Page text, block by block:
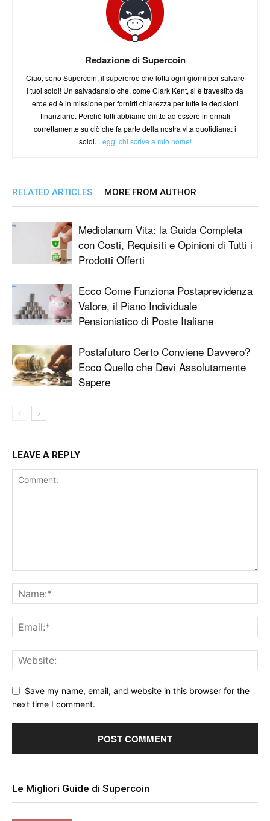
Redazione di Supercoin
Ciao, sono Supercoin, il supereroe che lotta ogni giorni per salvare
i tuoi soldi! Un salvadanaio che, come Clark Kent, si è travestito da
eroe ed è in missione per fornirti chiarezza per tutte le decisioni
finanziarie. Perché tutti abbiamo diritto ad essere informati
correttamente su ciò che fa parte della nostra vita quotidiana: i
soldi. Leggi chi scrive a mio nome!
RELATED ARTICLES MORE FROM AUTHOR
Mediolanum Vita: la Guida Completa
con Costi, Requisiti e Opinioni di Tutti i
Prodotti Offerti
Ecco Come Funziona Postaprevidenza
Valore, il Piano Individuale
Pensionistico di Poste Italiane
Postafuturo Certo Conviene Davvero?
Ecco Quello che Devi Assolutamente
Sapere
LEAVE A REPLY
Save my name, email, and website in this browser for the
next time I comment.
Le Migliori Guide di Supercoin